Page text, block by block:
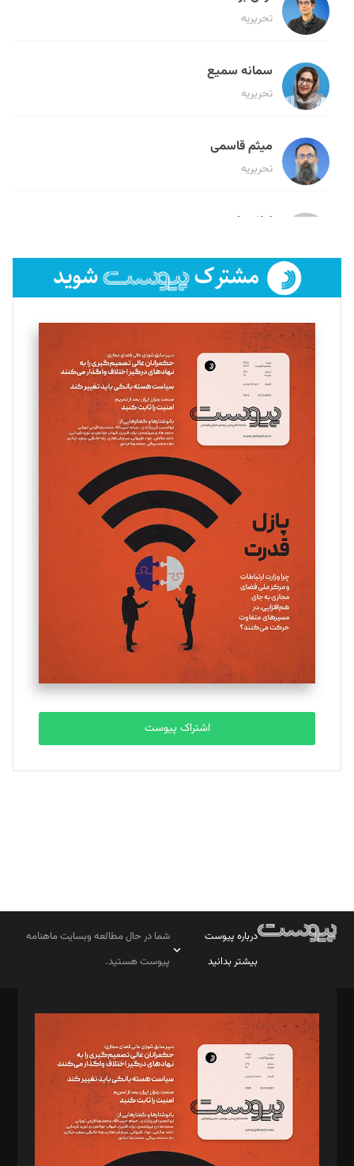
تحریریه
سمانه سمیع
تحریریه
میثم قاسمی
تحریریه
لیلا حنارود
فائزه فتحی رستمی
تحریریه
سروش کرمیان
تحریریه
مینا پاکدل
یسنا امان‌پور
تحریریه
ملینا جعفری
تحریریه
مصطفی مسجدی آرانی
تحریریه
بابک نقاش
تحریریه
اشتراک پیوست
درباره پیوست
بیشتر بدانید
شما در حال مطالعه وبسایت ماهنامه
پیوست هستید.
مدیر مسئول: محمدباقر اثنی‌عشری
سردبیر: مهرک محمودی
دبیر تحریریه: میثم قاسمی
د‌بیر ناداستان: سمانه سمیع
د‌بیر خدمت و تجارت: ابوالفضل رجبی
د‌بیر حقوق فناوری: حسام‌الدین ایپکچی
د‌بیر پیوست جهان: مینا پاکدل